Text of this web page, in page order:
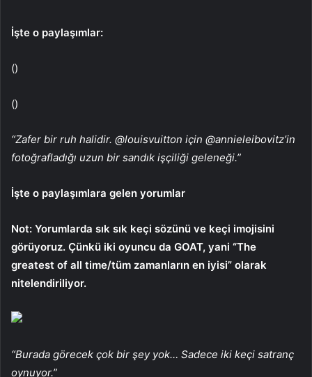
İşte o paylaşımlar:
()
()
“Zafer bir ruh halidir. @louisvuitton için @annieleibovitz’in
fotoğrafladığı uzun bir sandık işçiliği geleneği.”
İşte o paylaşımlara gelen yorumlar
Not: Yorumlarda sık sık keçi sözünü ve keçi imojisini
görüyoruz. Çünkü iki oyuncu da GOAT, yani “The
greatest of all time/tüm zamanların en iyisi” olarak
nitelendiriliyor.
“Burada görecek çok bir şey yok… Sadece iki keçi satranç
oynuyor.”